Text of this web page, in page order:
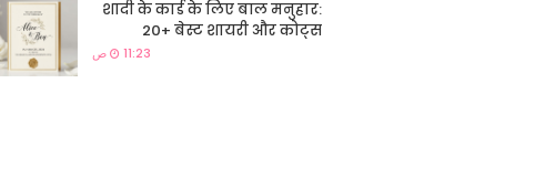
शादी के कार्ड के लिए बाल मनुहार:
20+ बेस्ट शायरी और कोट्स
11:23 ص